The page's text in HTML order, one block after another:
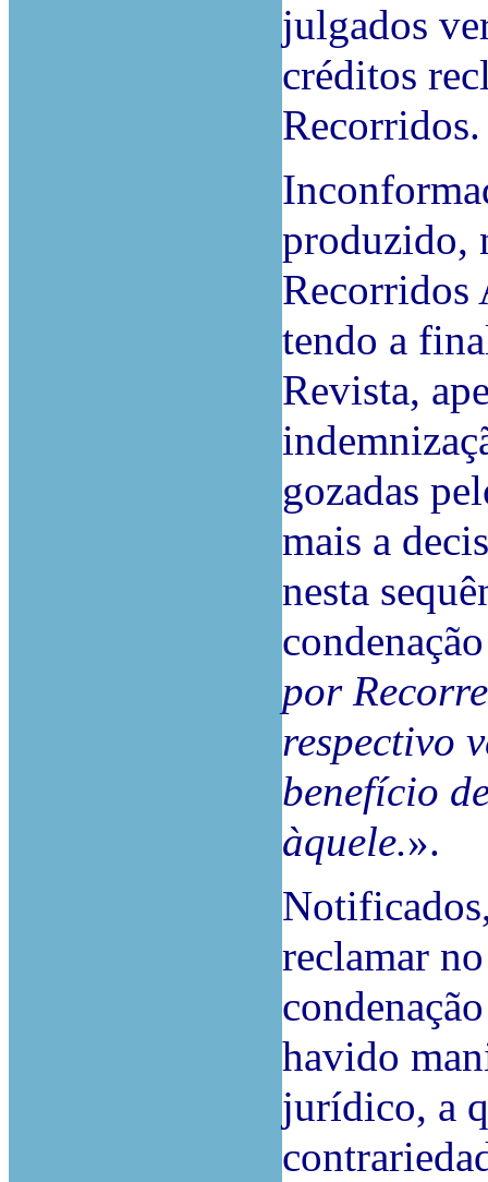
julgados
créditos
Recorridos.
produzido,
Recorridos
tendo a
Revista,
gozadas
mais a
nesta
por
respectivo
benefício
àquele.».
reclamar
havido
jurídico, a